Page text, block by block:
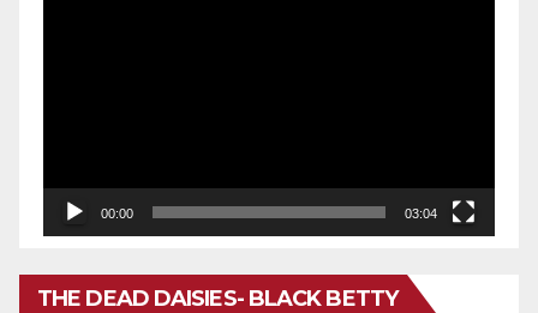
00:00 03:04
THE DEAD DAISIES- BLACK BETTY